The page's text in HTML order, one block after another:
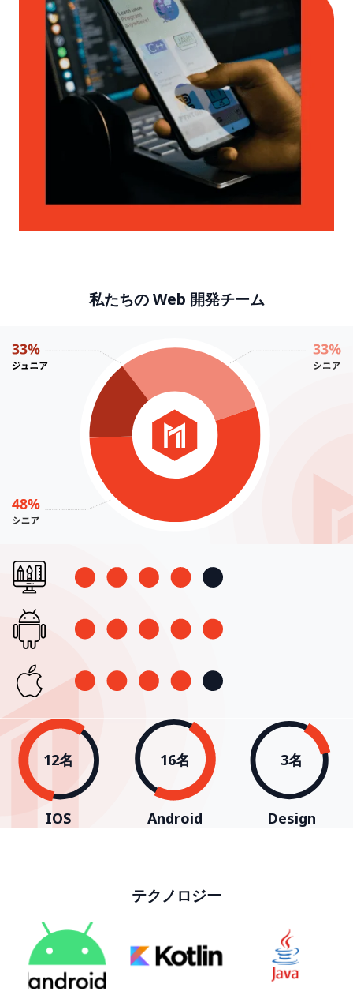
私たちの Web 開発チーム
12名
IOS
16名
Android
3名
Design
テクノロジー